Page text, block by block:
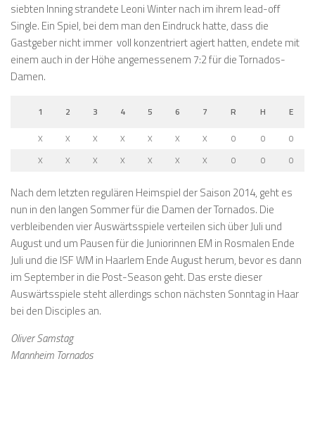
siebten Inning strandete Leoni Winter nach im ihrem lead-off
Single. Ein Spiel, bei dem man den Eindruck hatte, dass die
Gastgeber nicht immer voll konzentriert agiert hatten, endete mit
einem auch in der Höhe angemessenem 7:2 für die Tornados-
Damen.
1 2 3 4 5 6 7 R H
E
X
X X X X X X 0 0
0
X
X X X X X X 0 0 0
Nach dem letzten regulären Heimspiel der Saison 2014, geht es
nun in den langen Sommer für die Damen der Tornados. Die
verbleibenden vier Auswärtsspiele verteilen sich über Juli und
August und um Pausen für die Juniorinnen EM in Rosmalen Ende
Juli und die ISF WM in Haarlem Ende August herum, bevor es dann
im September in die Post-Season geht. Das erste dieser
Auswärtsspiele steht allerdings schon nächsten Sonntag in Haar
bei den Disciples an.
Oliver Samstag
Mannheim Tornados